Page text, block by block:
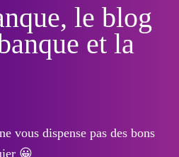
le blog
et la
vous dispense pas des bons
😀